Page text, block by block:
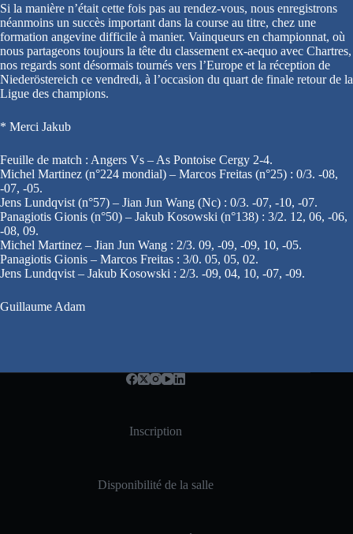
Si la manière n’était cette fois pas au rendez-vous, nous enregistrons
néanmoins un succès important dans la course au titre, chez une
formation angevine difficile à manier. Vainqueurs en championnat, où
nous partageons toujours la tête du classement ex-aequo avec Chartres,
nos regards sont désormais tournés vers l’Europe et la réception de
Niederöstereich ce vendredi, à l’occasion du quart de finale retour de la
Ligue des champions.
* Merci Jakub
Feuille de match : Angers Vs – As Pontoise Cergy 2-4.
Michel Martinez (n°224 mondial) – Marcos Freitas (n°25) : 0/3. -08,
-07, -05.
Jens Lundqvist (n°57) – Jian Jun Wang (Nc) : 0/3. -07, -10, -07.
Panagiotis Gionis (n°50) – Jakub Kosowski (n°138) : 3/2. 12, 06, -06,
-08, 09.
Michel Martinez – Jian Jun Wang : 2/3. 09, -09, -09, 10, -05.
Panagiotis Gionis – Marcos Freitas : 3/0. 05, 05, 02.
Jens Lundqvist – Jakub Kosowski : 2/3. -09, 04, 10, -07, -09.
Guillaume Adam
Inscription
Disponibilité de la salle